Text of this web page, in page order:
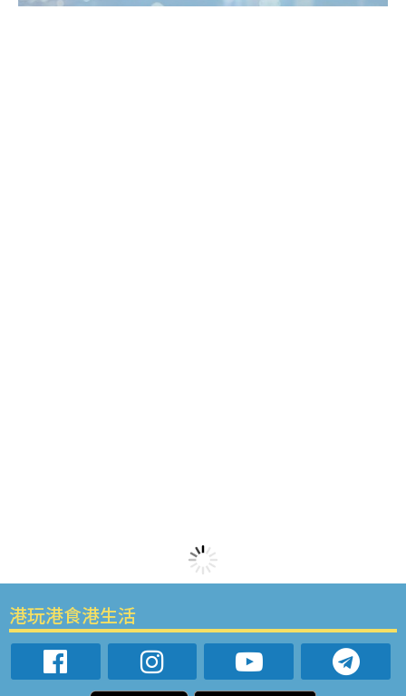
港玩港食港生活